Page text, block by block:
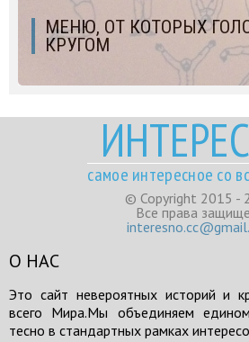
МЕНЮ, ОТ КОТОРЫХ
КРУГОМ
самое интересное со
© Copyright 2015 -
Все права
О НАС
Это сайт невероятных историй и
всего Мира.Мы объединяем
тесно в стандартных рамках